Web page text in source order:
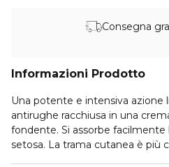
Consegna
Informazioni Prodotto
Una potente e intensiva azione
antirughe racchiusa in una
fondente. Si assorbe facilmente
setosa. La trama cutanea è più